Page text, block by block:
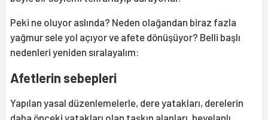
Peki ne oluyor aslında? Neden olağandan biraz fazla
yağmur sele yol açıyor ve afete dönüşüyor? Belli başlı
nedenleri yeniden sıralayalım:
Afetlerin sebepleri
Yapılan yasal düzenlemelerle, dere yatakları, derelerin